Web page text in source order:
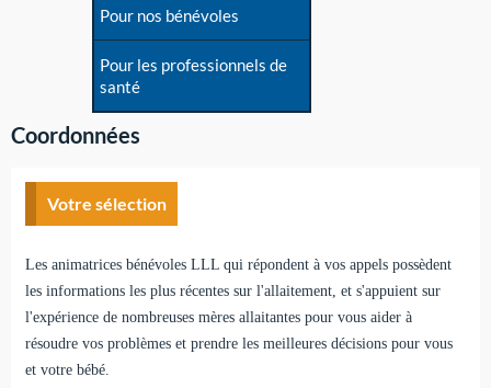
Pour nos bénévoles
Pour les professionnels de
santé
Coordonnées
Votre sélection
Les animatrices bénévoles LLL qui répondent à vos appels possèdent
les informations les plus récentes sur l'allaitement, et s'appuient sur
l'expérience de nombreuses mères allaitantes pour vous aider à
résoudre vos problèmes et prendre les meilleures décisions pour vous
et votre bébé.